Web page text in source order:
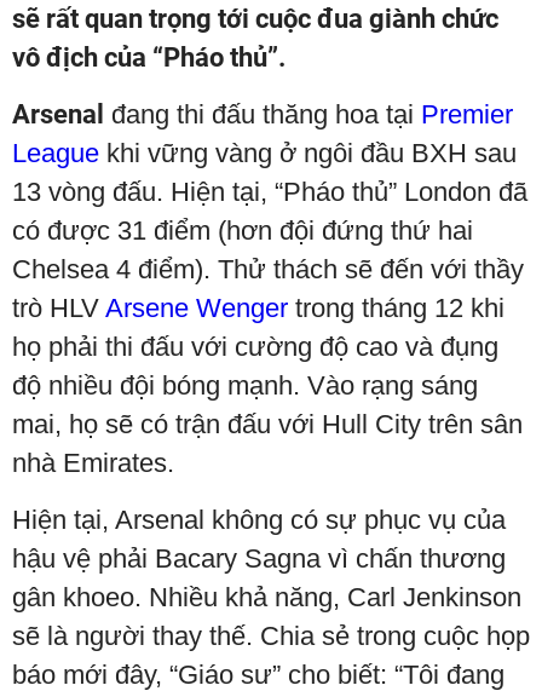
sẽ rất quan trọng tới cuộc đua giành chức
vô địch của “Pháo thủ”.
Arsenal đang thi đấu thăng hoa tại Premier
League khi vững vàng ở ngôi đầu BXH sau
13 vòng đấu. Hiện tại, “Pháo thủ” London đã
có được 31 điểm (hơn đội đứng thứ hai
Chelsea 4 điểm). Thử thách sẽ đến với thầy
trò HLV Arsene Wenger trong tháng 12 khi
họ phải thi đấu với cường độ cao và đụng
độ nhiều đội bóng mạnh. Vào rạng sáng
mai, họ sẽ có trận đấu với Hull City trên sân
nhà Emirates.
Hiện tại, Arsenal không có sự phục vụ của
hậu vệ phải Bacary Sagna vì chấn thương
gân khoeo. Nhiều khả năng, Carl Jenkinson
sẽ là người thay thế. Chia sẻ trong cuộc họp
báo mới đây, “Giáo sư” cho biết: “Tôi đang